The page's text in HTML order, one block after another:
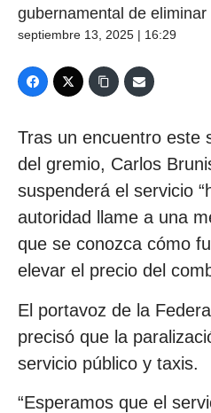
gubernamental de
septiembre 13, 2025 | 16:29
Tras un encuentro este
del gremio, Carlos
suspenderá el servicio
autoridad llame a una
que se conozca cómo
elevar el precio del
El portavoz de la
precisó que la
servicio público y taxis.
“Esperamos que el